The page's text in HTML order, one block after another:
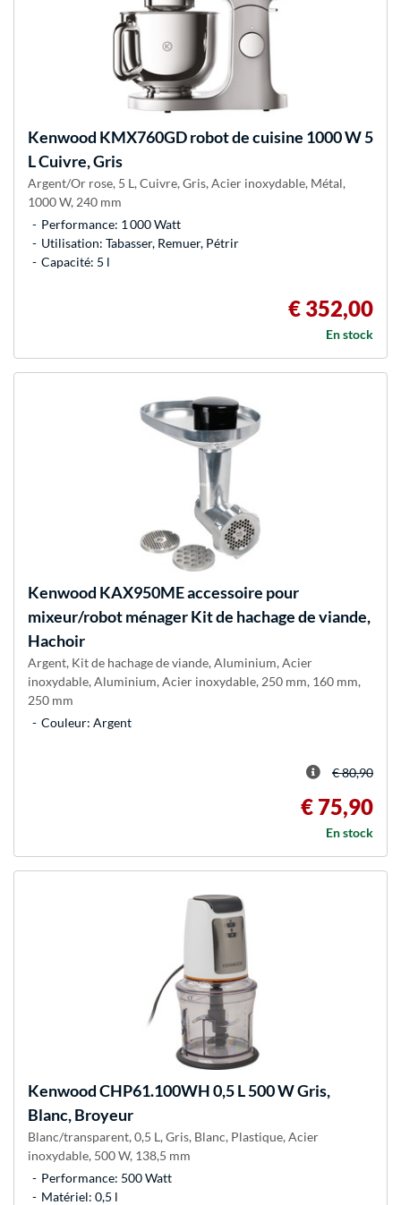
Kenwood KMX760GD robot de cuisine 1000 W 5
L Cuivre, Gris
Argent/Or rose, 5 L, Cuivre, Gris, Acier inoxydable, Métal,
1000 W, 240 mm
Performance: 1 000 Watt
Utilisation: Tabasser, Remuer, Pétrir
Capacité: 5 l
€ 352,00
En stock
Kenwood KAX950ME accessoire pour
mixeur/robot ménager Kit de hachage de viande,
Hachoir
Argent, Kit de hachage de viande, Aluminium, Acier
inoxydable, Aluminium, Acier inoxydable, 250 mm, 160 mm,
250 mm
Couleur: Argent
€ 80,90
€ 75,90
En stock
KenwoodCHP61.100WH 0,5 L 500 W Gris,
Blanc, Broyeur
Blanc/transparent, 0,5 L, Gris, Blanc, Plastique, Acier
inoxydable, 500 W, 138,5 mm
Performance: 500 Watt
Matériel: 0,5 l